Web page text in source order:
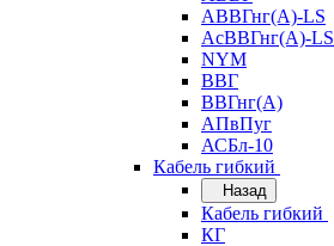
АВВГнг(А)-LS
АсВВГнг(А)-LS
NYM
ВВГ
ВВГнг(А)
АПвПуг
АСБл-10
Кабель гибкий
Назад
Кабель гибкий
КГ